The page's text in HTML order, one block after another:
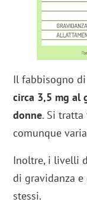
Il fabbisogno
circa 3,5 mg al
donne. Si
comunque
Inoltre, i livelli
di gravidanza
stessi.